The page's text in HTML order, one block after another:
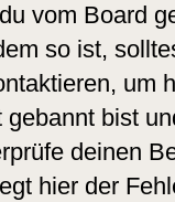
vom Board
so ist,
um
bist
deinen
hier der